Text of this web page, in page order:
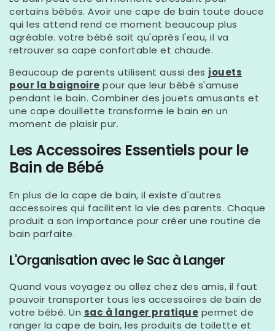
certains bébés. Avoir une cape de bain toute douce
qui les attend rend ce moment beaucoup plus
agréable. votre bébé sait qu'après l'eau, il va
retrouver sa cape confortable et chaude.
Beaucoup de parents utilisent aussi des jouets
pour la baignoire pour que leur bébé s'amuse
pendant le bain. Combiner des jouets amusants et
une cape douillette transforme le bain en un
moment de plaisir pur.
Les Accessoires Essentiels pour le
Bain de Bébé
En plus de la cape de bain, il existe d'autres
accessoires qui facilitent la vie des parents. Chaque
produit a son importance pour créer une routine de
bain parfaite.
L'Organisation avec le Sac à Langer
Quand vous voyagez ou allez chez des amis, il faut
pouvoir transporter tous les accessoires de bain de
votre bébé. Un sac à langer pratique permet de
ranger la cape de bain, les produits de toilette et